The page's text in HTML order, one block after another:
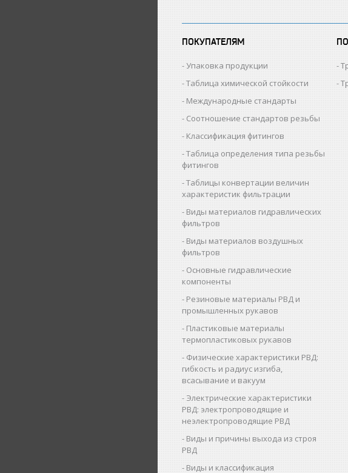
ПОКУПАТЕЛЯМ
Упаковка продукции
Таблица химической стойкости
Международные стандарты
Соотношение стандартов резьбы
Классификация фитингов
Таблица определения типа резьбы
фитингов
Таблицы конвертации величин
характеристик фильтрации
Виды материалов гидравлических
фильтров
Виды материалов воздушных
фильтров
Основные гидравлические
компоненты
Резиновые материалы РВД и
промышленных рукавов
Пластиковые материалы
термопластиковых рукавов
Физические характеристики РВД:
гибкость и радиус изгиба,
всасывание и вакуум
Электрические характеристики
РВД: электропроводящие и
неэлектропроводящие РВД
Виды и причины выхода из строя
РВД
Виды и классификация